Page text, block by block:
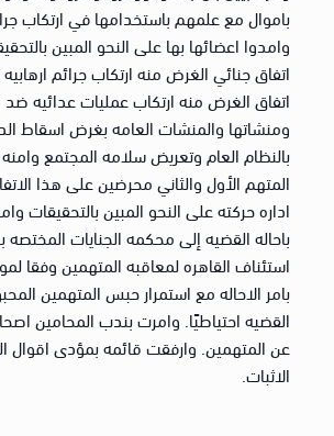
باموال مع علمهم باستخدامها في ارتكاب
وامدوا اعضائها بها على النحو المبين
اتفاق جنائي الغرض منه ارتكاب جرائم
اتفاق الغرض منه ارتكاب عمليات عدائيه
ومنشاتها والمنشات العامه بغرض اسقاط
بالنظام العام وتعريض سلامه المجتمع
المتهم الأول والثاني محرضين على هذا
اداره حركته على النحو المبين بالتحقيقات
باحاله القضيه إلى محكمه الجنايات
استئناف القاهره لمعاقبه المتهمين وفقا
بامر الاحاله مع استمرار حبس المتهمين
القضيه احتياطيًا. وامرت بندب المحامين
عن المتهمين. وارفقت قائمه بمؤدى اقوال
الاثبات.